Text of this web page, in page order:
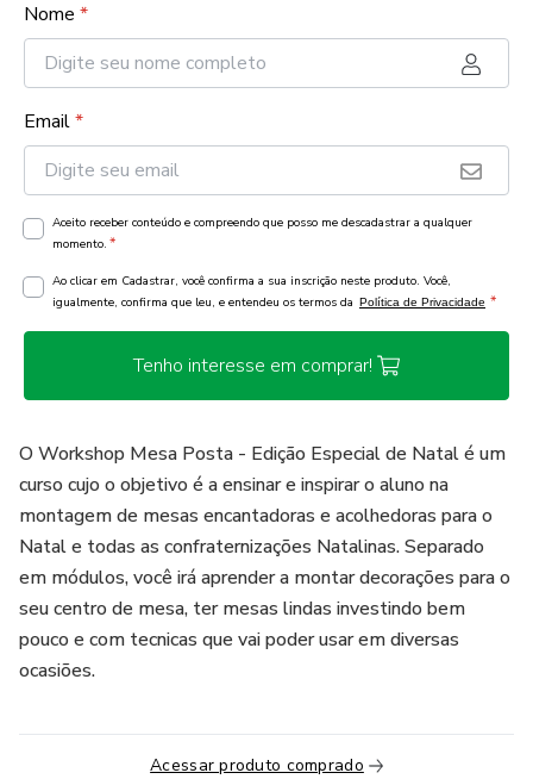
Nome *
Email*
Aceito receber conteúdo e compreendo que posso me descadastrar a qualquer
momento. *
Ao clicar em Cadastrar, você confirma a sua inscrição neste produto. Você,
igualmente, confirma que leu, e entendeu os termos da Política de Privacidade *
Tenho interesse em comprar!
O Workshop Mesa Posta - Edição Especial de Natal é um
curso cujo o objetivo é a ensinar e inspirar o aluno na
montagem de mesas encantadoras e acolhedoras para o
Natal e todas as confraternizações Natalinas. Separado
em módulos, você irá aprender a montar decorações para o
seu centro de mesa, ter mesas lindas investindo bem
pouco e com tecnicas que vai poder usar em diversas
ocasiões.
Acessar produto comprado